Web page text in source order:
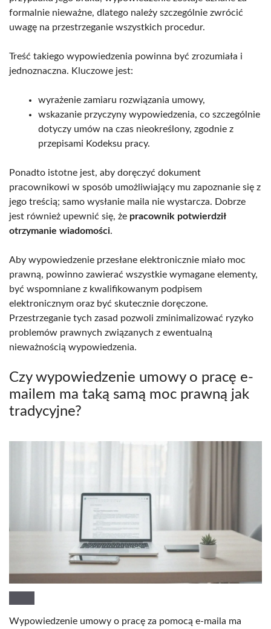
formalnie nieważne, dlatego należy szczególnie zwrócić
uwagę na przestrzeganie wszystkich procedur.
Treść takiego wypowiedzenia powinna być zrozumiała i
jednoznaczna. Kluczowe jest:
wyrażenie zamiaru rozwiązania umowy,
wskazanie przyczyny wypowiedzenia, co szczególnie
dotyczy umów na czas nieokreślony, zgodnie z
przepisami Kodeksu pracy.
Ponadto istotne jest, aby doręczyć dokument
pracownikowi w sposób umożliwiający mu zapoznanie się z
jego treścią; samo wysłanie maila nie wystarcza. Dobrze
jest również upewnić się, że pracownik potwierdził
otrzymanie wiadomości.
Aby wypowiedzenie przesłane elektronicznie miało moc
prawną, powinno zawierać wszystkie wymagane elementy,
być wspomniane z kwalifikowanym podpisem
elektronicznym oraz być skutecznie doręczone.
Przestrzeganie tych zasad pozwoli zminimalizować ryzyko
problemów prawnych związanych z ewentualną
nieważnością wypowiedzenia.
Czy wypowiedzenie umowy o pracę e-
mailem ma taką samą moc prawną jak
tradycyjne?
Wypowiedzenie umowy o pracę za pomocą e-maila ma